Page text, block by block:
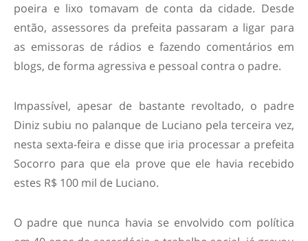
poeira e lixo tomavam de conta da cidade. Desde
então, assessores da prefeita passaram a ligar para
as emissoras de rádios e fazendo comentários em
blogs, de forma agressiva e pessoal contra o padre.
Impassível, apesar de bastante revoltado, o padre
Diniz subiu no palanque de Luciano pela terceira vez,
nesta sexta-feira e disse que iria processar a prefeita
Socorro para que ela prove que ele havia recebido
estes R$ 100 mil de Luciano.
O padre que nunca havia se envolvido com política